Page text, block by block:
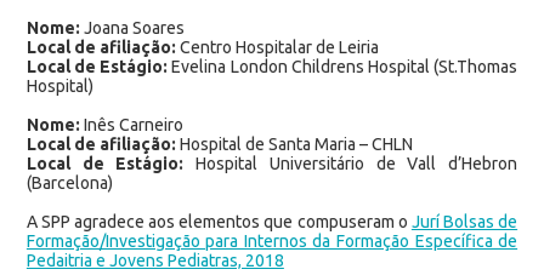
Nome: Joana Soares
Local de afiliação: Centro Hospitalar de Leiria
Local de Estágio: Evelina London Childrens Hospital (St.Thomas
Hospital)
Nome: Inês Carneiro
Local de afiliação: Hospital de Santa Maria – CHLN
Local de Estágio: Hospital Universitário de Vall d’Hebron
(Barcelona)
A SPP agradece aos elementos que compuseram o Jurí Bolsas de
Formação/Investigação para Internos da Formação Específica de
Pedaitria e Jovens Pediatras, 2018